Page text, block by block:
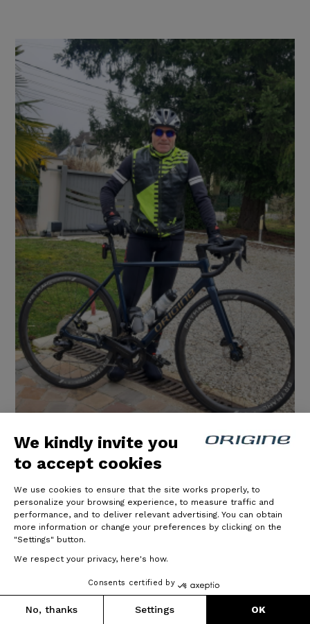
We kindly invite you
to accept cookies
We use cookies to ensure that the site works properly, to
personalize your browsing experience, to measure traffic and
performance, and to deliver relevant advertising. You can obtain
more information or change your preferences by clicking on the
"Settings" button.
We respect your privacy, here's how.
Consents certified by
No, thanks Settings OK
Axxome GTO - Shimano Ultegra
Di2 - Prymahl Orion C35 R
Très bon vélo, réactif. Reste à l essayer en montagne
et voir son comportement en descente.
Please read the following